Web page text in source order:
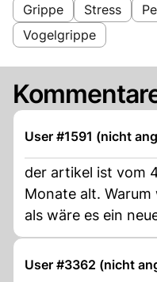
Grippe Stress
Vogelgrippe
User #1591 (nicht
der artikel ist vom
Monate alt.
als wäre es ein
User #3362 (nicht